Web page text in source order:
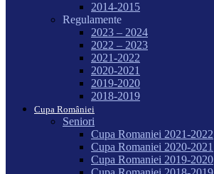
2014-2015
Regulamente
2023 – 2024
2022 – 2023
2021-2022
2020-2021
2019-2020
2018-2019
Cupa României
Seniori
Cupa Romaniei 2021-2022
Cupa Romaniei 2020-2021
Cupa Romaniei 2019-2020